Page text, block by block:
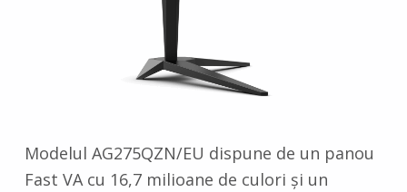
Modelul AG275QZN/EU dispune de un panou
Fast VA cu 16,7 milioane de culori și un